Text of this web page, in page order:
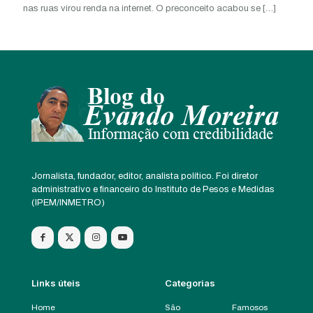
nas ruas virou renda na internet. O preconceito acabou se […]
Jornalista, fundador, editor, analista político. Foi diretor
administrativo e financeiro do Instituto de Pesos e Medidas
(IPEM/INMETRO)
Links úteis
Home
Categorias
São Famosos